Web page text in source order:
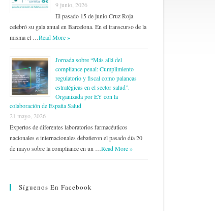
9 junio, 2026
El pasado 15 de junio Cruz Roja
celebró su gala anual en Barcelona. En el transcurso de la
misma el …Read More »
Jornada sobre “Más allá del
compliance penal: Cumplimiento
regulatorio y fiscal como palancas
estratégicas en el sector salud”.
Organizada por EY con la
colaboración de España Salud
21 mayo, 2026
Expertos de diferentes laboratorios farmacéuticos
nacionales e internacionales debatieron el pasado día 20
de mayo sobre la compliance en un …Read More »
Síguenos En Facebook